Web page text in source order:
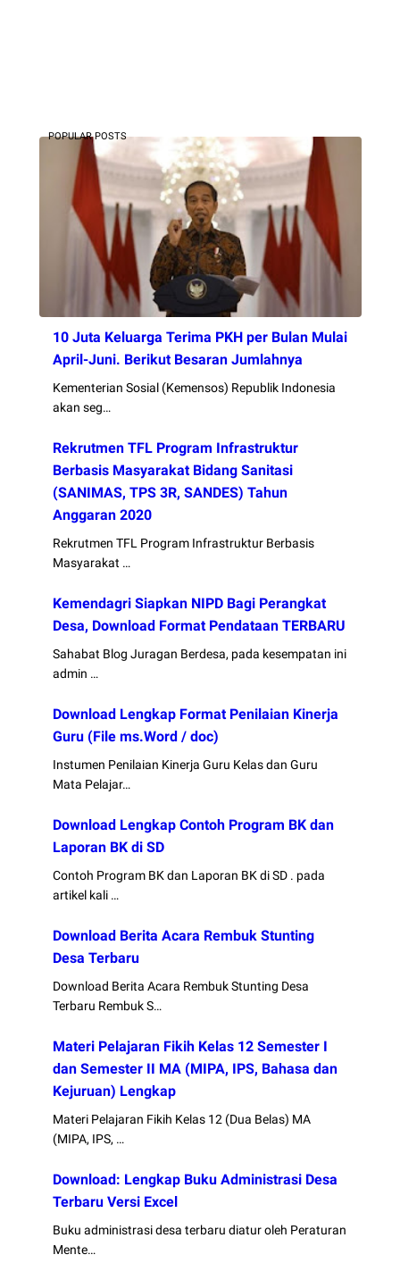
POPULAR POSTS
10 Juta Keluarga Terima PKH per Bulan Mulai
April-Juni. Berikut Besaran Jumlahnya
Kementerian Sosial (Kemensos) Republik Indonesia
akan seg…
Rekrutmen TFL Program Infrastruktur
Berbasis Masyarakat Bidang Sanitasi
(SANIMAS, TPS 3R, SANDES) Tahun
Anggaran 2020
Rekrutmen TFL Program Infrastruktur Berbasis
Masyarakat …
Kemendagri Siapkan NIPD Bagi Perangkat
Desa, Download Format Pendataan TERBARU
Sahabat Blog Juragan Berdesa, pada kesempatan ini
admin …
Download Lengkap Format Penilaian Kinerja
Guru (File ms.Word / doc)
Instumen Penilaian Kinerja Guru Kelas dan Guru
Mata Pelajar…
Download Lengkap Contoh Program BK dan
Laporan BK di SD
Contoh Program BK dan Laporan BK di SD . pada
artikel kali …
Download Berita Acara Rembuk Stunting
Desa Terbaru
Download Berita Acara Rembuk Stunting Desa
Terbaru Rembuk S…
Materi Pelajaran Fikih Kelas 12 Semester I
dan Semester II MA (MIPA, IPS, Bahasa dan
Kejuruan) Lengkap
Materi Pelajaran Fikih Kelas 12 (Dua Belas) MA
(MIPA, IPS, …
Download: Lengkap Buku Administrasi Desa
Terbaru Versi Excel
Buku administrasi desa terbaru diatur oleh Peraturan
Mente…